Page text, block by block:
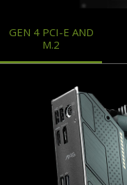
GEN 4 PCI-E AND
M.2